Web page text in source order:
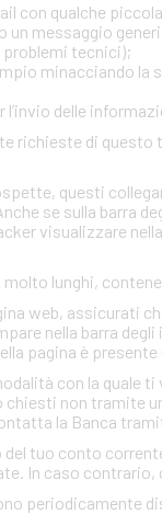
con qualche
un messaggio
tecnici);
minacciando
l’invio delle
richieste di
questi
se sulla barra
visualizzare
lunghi,
web, assicurati
nella barra
pagina è
con la quale
chiesti non tramite
la Banca
tuo conto
In caso
periodicamente